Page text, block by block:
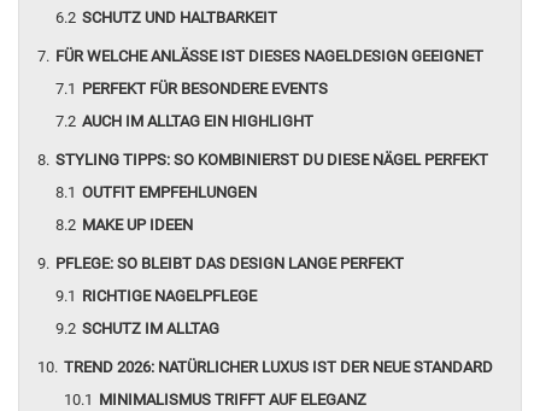
SCHUTZ UND HALTBARKEIT
FÜR WELCHE ANLÄSSE IST DIESES NAGELDESIGN GEEIGNET
PERFEKT FÜR BESONDERE EVENTS
AUCH IM ALLTAG EIN HIGHLIGHT
STYLING TIPPS: SO KOMBINIERST DU DIESE NÄGEL PERFEKT
OUTFIT EMPFEHLUNGEN
MAKE UP IDEEN
PFLEGE: SO BLEIBT DAS DESIGN LANGE PERFEKT
RICHTIGE NAGELPFLEGE
SCHUTZ IM ALLTAG
TREND 2026: NATÜRLICHER LUXUS IST DER NEUE STANDARD
MINIMALISMUS TRIFFT AUF ELEGANZ